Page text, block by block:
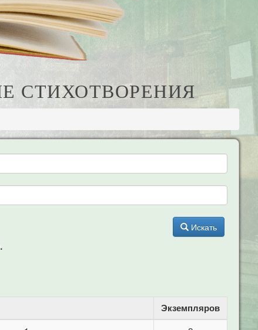
СТИХОТВОРЕНИЯ
Искать
Экземпляров